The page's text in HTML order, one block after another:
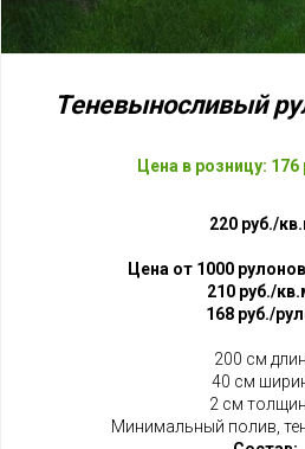
Теневыносливый
Цена в розницу: 176
220 руб./
Цена от 1000
210 руб./
168 руб./
200 см
40 см
2 см
Минимальный полив,